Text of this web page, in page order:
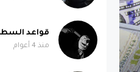
قواعد
منذ 4 أعوام